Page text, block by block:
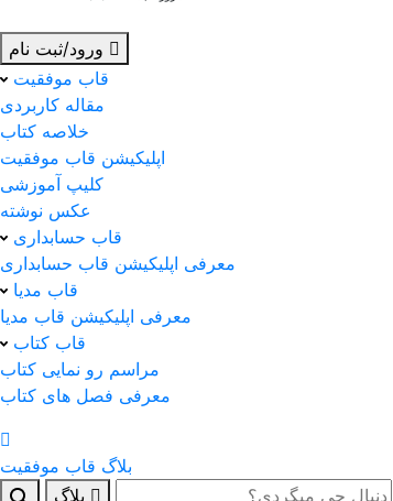
ورود/ثبت نام
قاب موفقیت
مقاله کاربردی
خلاصه کتاب
اپلیکیشن قاب موفقیت
کلیپ آموزشی
عکس نوشته
قاب حسابداری
معرفی اپلیکیشن قاب حسابداری
قاب مدیا
معرفی اپلیکیشن قاب مدیا
قاب کتاب
مراسم رو نمایی کتاب
معرفی فصل های کتاب
بلاگ قاب موفقیت
بلاگ